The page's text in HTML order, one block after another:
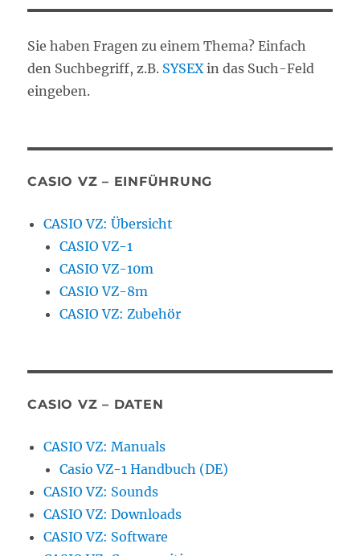
Sie haben Fragen zu einem Thema? Einfach
den Suchbegriff, z.B. SYSEXin das Such-Feld
eingeben.
CASIO VZ – EINFÜHRUNG
CASIO VZ: Übersicht
CASIO VZ-1
CASIO VZ-10m
CASIO VZ-8m
CASIO VZ: Zubehör
CASIO VZ – DATEN
CASIO VZ: Manuals
Casio VZ-1 Handbuch (DE)
CASIO VZ: Sounds
CASIO VZ: Downloads
CASIO VZ: Software